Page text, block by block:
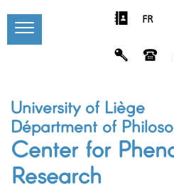
FR
University of Liège
Départment of
Center for
Research